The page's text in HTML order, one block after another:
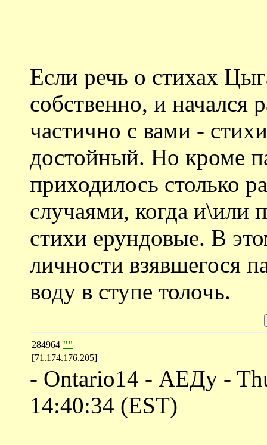
Если речь о стихах
собственно, и начался
частично с вами -
достойный. Но кроме
приходилось столько
случаями, когда и\или
стихи ерундовые. В
личности взявшегося
воду в ступе толочь.
284964 ""
[71.174.176.205]
- Ontario14 - АЕДy -
14:40:34 (EST)